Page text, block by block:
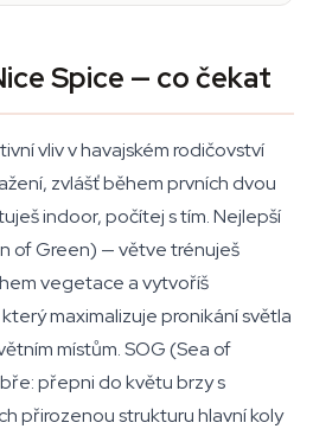
Spice — co čekat
vliv v havajském rodičovství
zvlášť během prvních dvou
indoor, počítej s tím. Nejlepší
of Green) — větve trénuješ
vegetace a vytvoříš
maximalizuje pronikání světla
místům. SOG (Sea of
přepni do květu brzy s
přirozenou strukturu hlavní koly